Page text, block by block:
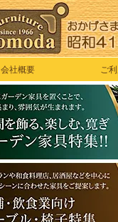
会社概要 ご